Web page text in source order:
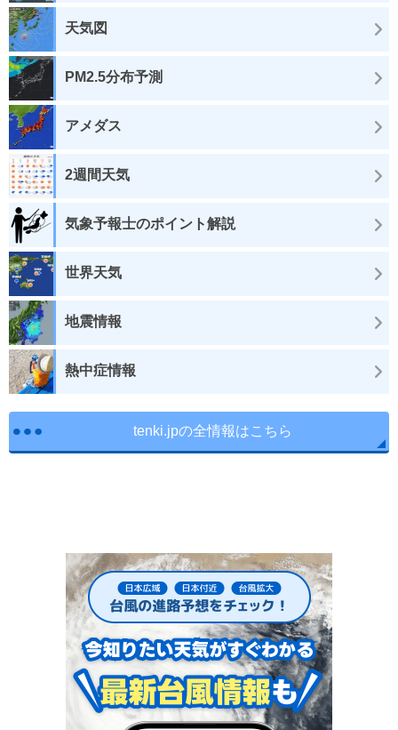
天気図
PM2.5分布予測
アメダス
2週間天気
気象予報士のポイント解説
世界天気
地震情報
熱中症情報
tenki.jpの全情報はこちら